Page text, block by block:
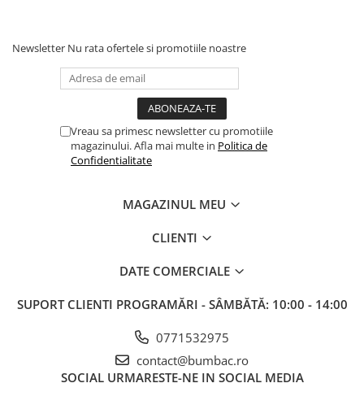
Newsletter Nu rata ofertele si promotiile noastre
Vreau sa primesc newsletter cu promotiile
magazinului. Afla mai multe in Politica de
Confidentialitate
MAGAZINUL MEU
CLIENTI
DATE COMERCIALE
SUPORT CLIENTI PROGRAMĂRI - SÂMBĂTĂ: 10:00 - 14:00
0771532975
contact@bumbac.ro
SOCIAL URMARESTE-NE IN SOCIAL MEDIA